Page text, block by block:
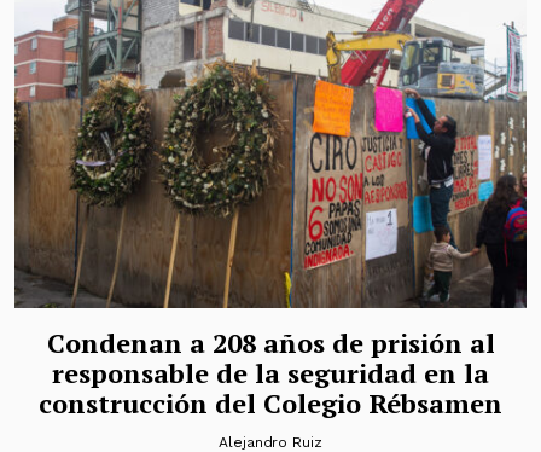
Condenan a 208 años de prisión al
responsable de la seguridad en la
construcción del Colegio Rébsamen
Alejandro Ruiz